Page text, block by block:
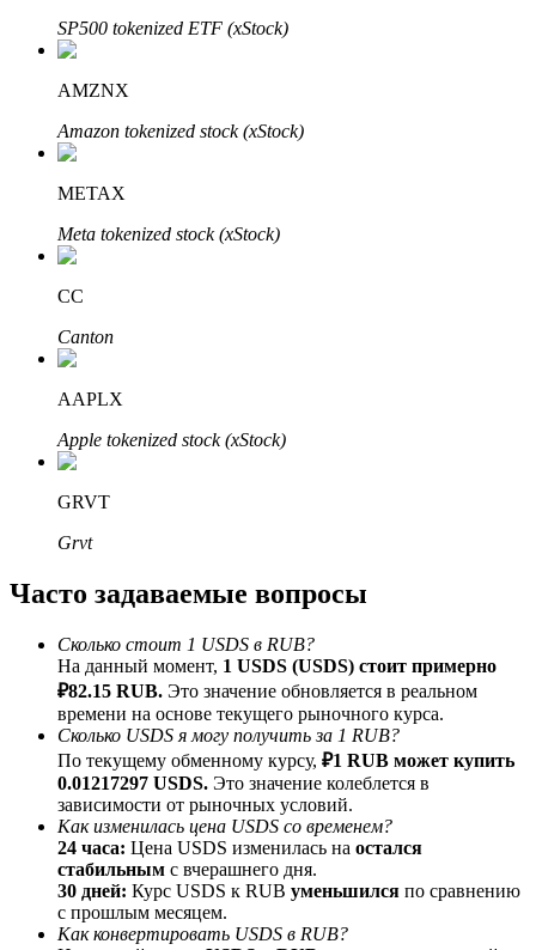
Bitrue Партнеры
Партнеры Bitrue
До 65% комиссии!
Реферал
Пригласите друга, чтобы получить денежные
вознаграждения
BTC Welcome Rewards
SP500 tokenized ETF (xStock)
AMZNX
Amazon tokenized stock (xStock)
METAX
Meta tokenized stock (xStock)
CC
Canton
AAPLX
Apple tokenized stock (xStock)
GRVT
Grvt
Часто задаваемые вопросы
Сколько стоит 1 USDS в RUB?
На данный момент, 1 USDS (USDS) стоит примерно
₽82.15 RUB. Это значение обновляется в реальном
времени на основе текущего рыночного курса.
Сколько USDS я могу получить за 1 RUB?
По текущему обменному курсу, ₽1 RUB может купить
0.01217297 USDS. Это значение колеблется в
зависимости от рыночных условий.
Как изменилась цена USDS со временем?
24 часа: Цена USDS изменилась на остался
стабильным с вчерашнего дня.
30 дней: Курс USDS к RUB уменьшился по сравнению
с прошлым месяцем.
Как конвертировать USDS в RUB?